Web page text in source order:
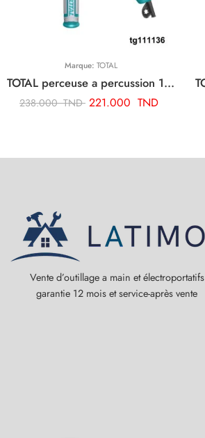
Marque: TOTAL
TOTAL perceuse a percussion 13mm-1010w TG111136
238.000TND 221.000 TND
Vente d’outillage a main et électroportatifs
garantie 12 mois et service-après vente